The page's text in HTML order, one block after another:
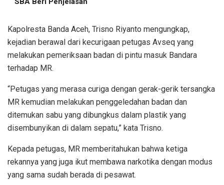
Kapolresta Banda Aceh, Trisno Riyanto mengungkap,
kejadian berawal dari kecurigaan petugas Avseq yang
melakukan pemeriksaan badan di pintu masuk Bandara
terhadap MR.
“Petugas yang merasa curiga dengan gerak-gerik tersangka
MR kemudian melakukan penggeledahan badan dan
ditemukan sabu yang dibungkus dalam plastik yang
disembunyikan di dalam sepatu,” kata Trisno.
Kepada petugas, MR memberitahukan bahwa ketiga
rekannya yang juga ikut membawa narkotika dengan modus
yang sama sudah berada di pesawat.